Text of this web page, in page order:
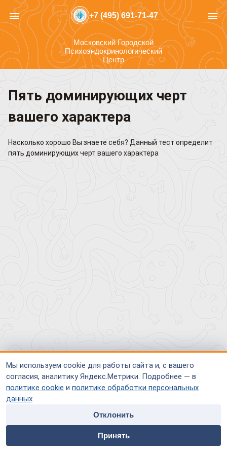
Мы используем cookie для работы сайта и, с вашего
согласия, аналитику Яндекс.Метрики. Подробнее — в
политике cookie и политике обработки персональных
данных.
Отклонить
Принять
home people
Специалисты
payment contacts
menu +7 (495) 691-71-47 menu
Московский Городской
Психоэндокринологический
Центр
Пять доминирующих черт
вашего характера
Насколько хорошо Вы знаете себя? Данный тест определит
пять доминирующих черт вашего характера